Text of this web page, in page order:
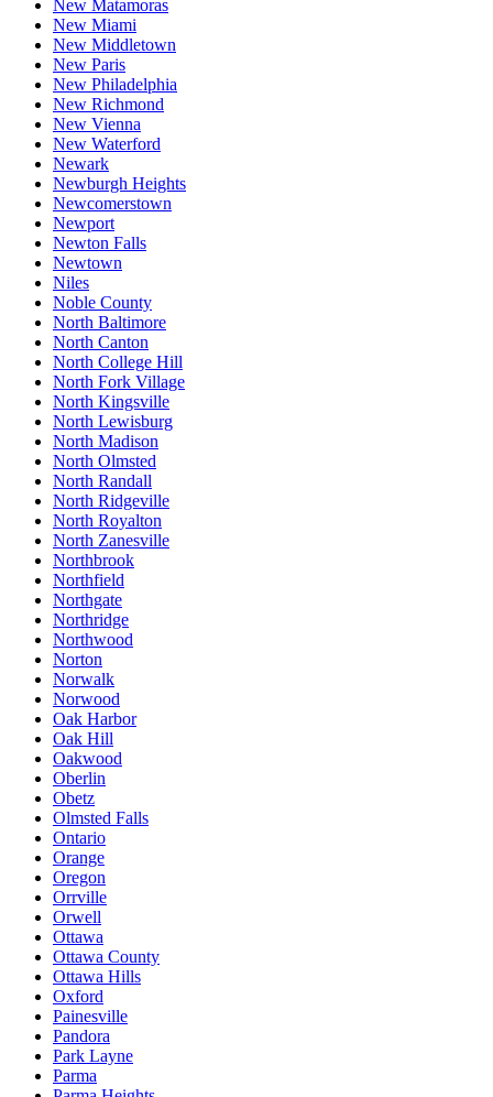
New Matamoras
New Miami
New Middletown
New Paris
New Philadelphia
New Richmond
New Vienna
New Waterford
Newark
Newburgh Heights
Newcomerstown
Newport
Newton Falls
Newtown
Niles
Noble County
North Baltimore
North Canton
North College Hill
North Fork Village
North Kingsville
North Lewisburg
North Madison
North Olmsted
North Randall
North Ridgeville
North Royalton
North Zanesville
Northbrook
Northfield
Northgate
Northridge
Northwood
Norton
Norwalk
Norwood
Oak Harbor
Oak Hill
Oakwood
Oberlin
Obetz
Olmsted Falls
Ontario
Orange
Oregon
Orrville
Orwell
Ottawa
Ottawa County
Ottawa Hills
Oxford
Painesville
Pandora
Park Layne
Parma